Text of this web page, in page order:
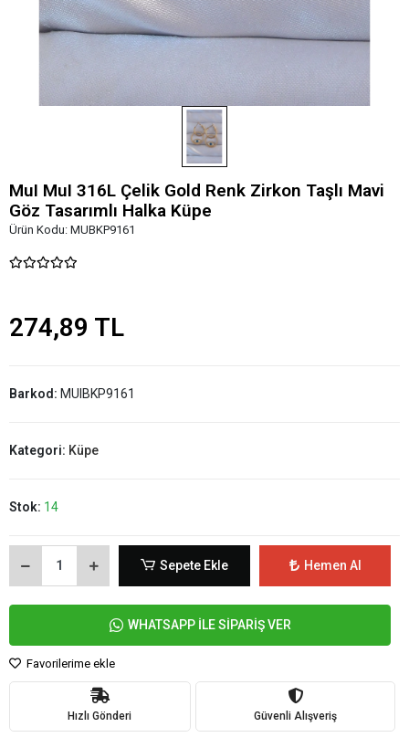
MuI MuI 316L Çelik Gold Renk Zirkon Taşlı Mavi
Göz Tasarımlı Halka Küpe
Ürün Kodu: MUBKP9161
274,89 TL
Barkod: MUIBKP9161
Kategori: Küpe
Stok: 14
Sepete Ekle Hemen Al
WHATSAPP İLE SİPARİŞ VER
Favorilerime ekle
Hızlı Gönderi Güvenli Alışveriş